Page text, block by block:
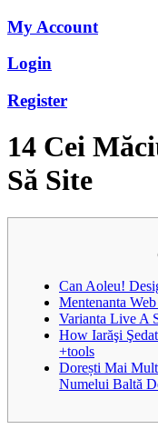
My Account
Login
Register
14 Cei
Să Site
Can Aoleu!
Mentenanta
Varianta Live A
How Iarăşi
+tools
Dorești Mai
Numelui Baltă